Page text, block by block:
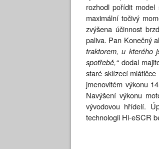
rozhodl pořídit
maximální točivý
zvýšena účinnost
paliva. Pan Konečný
traktorem, u kterého
spotřebě,“dodal
staré sklízecí
jmenovitém výkonu
Navýšení výkonu
vývodovou hřídelí.
technologii Hi-eSCR